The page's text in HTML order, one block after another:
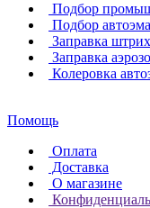
Подбор
Подбор
Заправка
Заправка
Колеровка
Помощь
Оплата
Доставка
О магазине